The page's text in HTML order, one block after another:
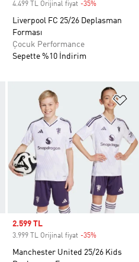
4.499 TL Orijinal fiyat -35%
Liverpool FC 25/26 Deplasman
Forması
Çocuk Performance
Sepette %10 İndirim
Favori Listesine Ekle
Sale price
2.599 TL
3.999 TL Orijinal fiyat -35%
Manchester United 25/26 Kids